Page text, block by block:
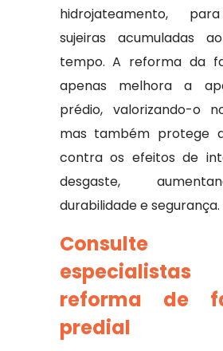
hidrojateamento,
sujeiras acumuladas
tempo. A reforma da
apenas melhora a
prédio, valorizando-o
mas também protege
contra os efeitos de
desgaste,
durabilidade e segurança.
Consulte
reforma de
predial